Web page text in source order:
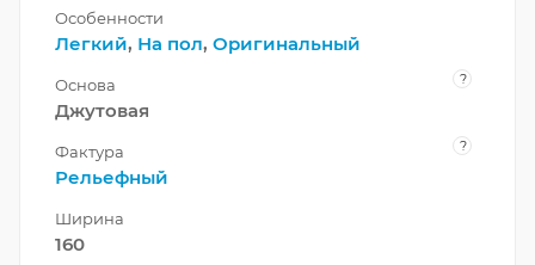
Особенности
Легкий, На пол, Оригинальный
Основа ?
Джутовая
Фактура ?
Рельефный
Ширина
160